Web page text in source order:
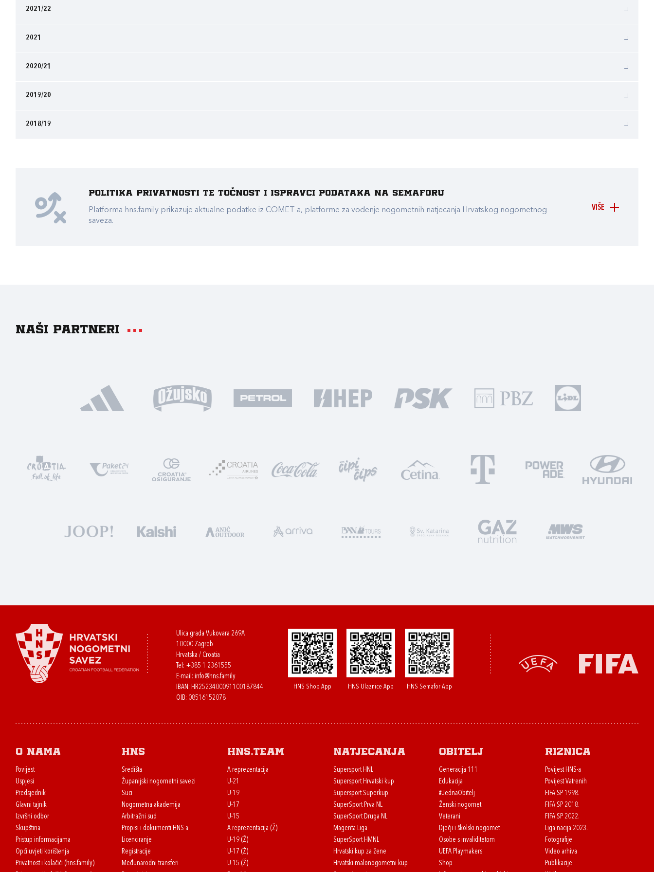
2021/22
2021
2020/21
2019/20
2018/19
VIŠE
Politika privatnosti te točnost i ispravci podataka na Semaforu
Platforma hns.family prikazuje aktualne podatke iz COMET-a, platforme za vođenje nogometnih natjecanja Hrvatskog nogometnog
saveza.
Naši partneri
Ulica grada Vukovara 269A
10000 Zagreb
Hrvatska / Croatia
Tel: +385 1 2361555
E-mail: info@hns.family
IBAN: HR2523400091100187844
OIB: 08516152078
HNS Shop App HNS Ulaznice App HNS Semafor App
O nama
Povijest
Uspjesi
Predsjednik
Glavni tajnik
Izvršni odbor
Skupština
Pristup informacijama
Opći uvjeti korištenja
Privatnost i kolačići (hns.family)
HNS
Središta
Županijski nogometni savezi
Suci
Nogometna akademija
Arbitražni sud
Propisi i dokumenti HNS-a
Licenciranje
Registracije
Međunarodni transferi
HNS.team
A reprezentacija
U-21
U-19
U-17
U-15
A reprezentacija (Ž)
U-19 (Ž)
U-17 (Ž)
U-15 (Ž)
Natjecanja
Supersport HNL
Supersport Hrvatski kup
Supersport Superkup
SuperSport Prva NL
SuperSport Druga NL
Magenta Liga
SuperSport HMNL
Hrvatski kup za žene
Hrvatski malonogometni kup
Obitelj
Generacija 111
Edukacija
#JednaObitelj
Ženski nogomet
Veterani
Dječji i školski nogomet
Osobe s invaliditetom
UEFA Playmakers
Shop
Riznica
Povijest HNS-a
Povijest Vatrenih
FIFA SP 1998.
FIFA SP 2018.
FIFA SP 2022.
Liga nacija 2023.
Fotografije
Video arhiva
Publikacije